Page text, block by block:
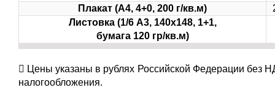
Плакат (А4, 4+0, 200 г/кв.м)
Листовка (1/6 А3, 140х148, 1+1,
бумага 120 гр/кв.м)
 Цены указаны в рублях Российской Федерации
налогообложения.